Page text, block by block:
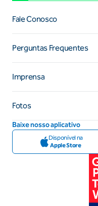
Fale Conosco
Perguntas Frequentes
Imprensa
Fotos
Baixe nosso aplicativo
Disponível na
Apple Store